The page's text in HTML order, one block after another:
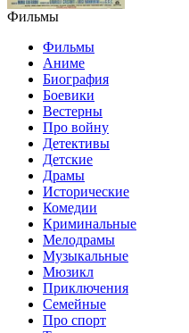
Фильмы
Фильмы
Аниме
Биография
Боевики
Вестерны
Про войну
Детективы
Детские
Драмы
Исторические
Комедии
Криминальные
Мелодрамы
Музыкальные
Мюзикл
Приключения
Семейные
Про спорт